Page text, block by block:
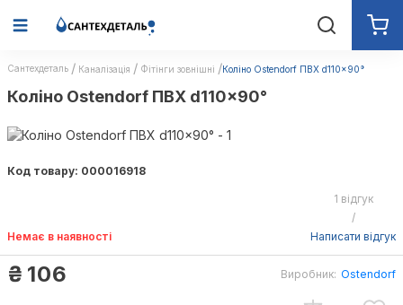
Сантехдеталь Каналізація Фітінги зовнішні Коліно Ostendorf ПВХ d110x90°
Коліно Ostendorf ПВХ d110x90°
Код товару: 000016918
Немає в наявності
1 відгук
/
Написати відгук
₴ 106 Виробник: Ostendorf